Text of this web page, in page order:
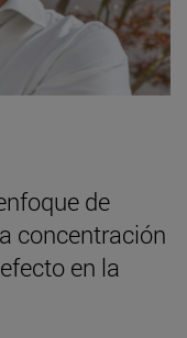
de
concentración
en la